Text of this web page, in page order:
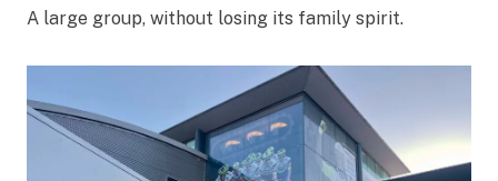
A large group, without losing its family spirit.